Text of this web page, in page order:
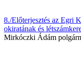
8./Előterjesztés az Egri
okiratának és
Mirkóczki Ádám